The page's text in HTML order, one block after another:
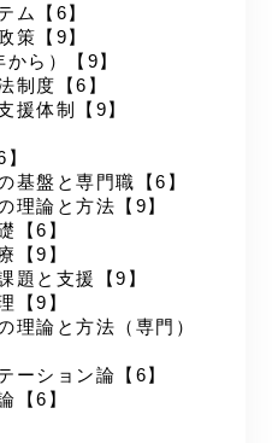
ム【6】
策【9】
ら）【9】
制度【6】
援体制【9】
基盤と専門職【6】
理論と方法【9】
【6】
【9】
題と支援【9】
【9】
理論と方法（専門）
ーション論【6】
【6】